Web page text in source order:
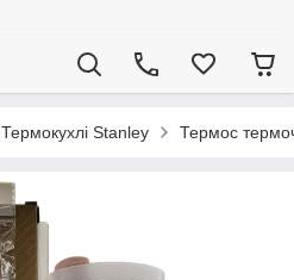
Термокухлі Stanley Термос